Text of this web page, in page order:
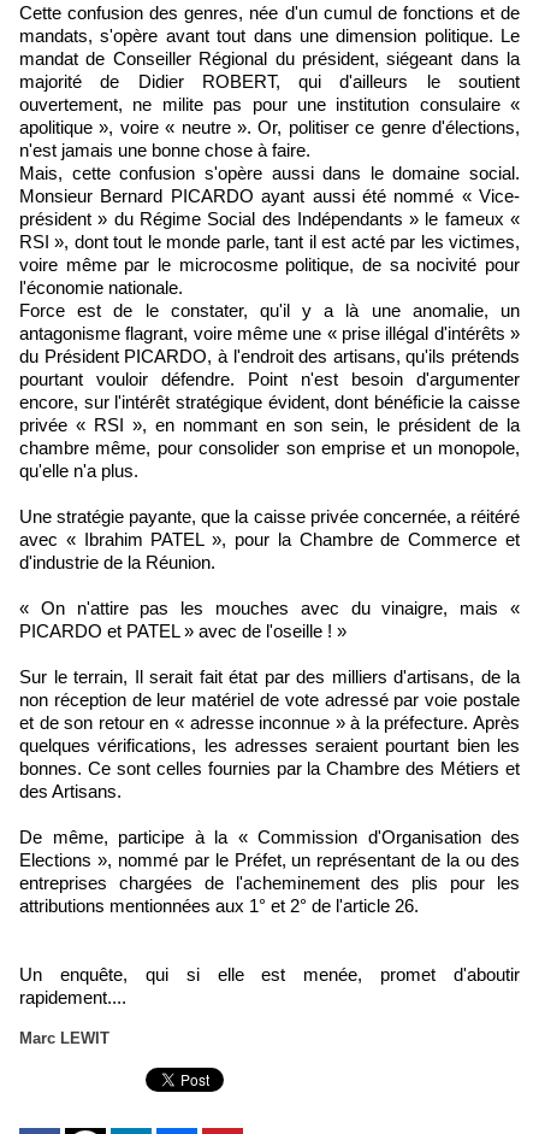
Cette confusion des genres, née d'un cumul de fonctions et de
mandats, s'opère avant tout dans une dimension politique. Le
mandat de Conseiller Régional du président, siégeant dans la
majorité de Didier ROBERT, qui d'ailleurs le soutient
ouvertement, ne milite pas pour une institution consulaire «
apolitique », voire « neutre ». Or, politiser ce genre d'élections,
n'est jamais une bonne chose à faire.
Mais, cette confusion s'opère aussi dans le domaine social.
Monsieur Bernard PICARDO ayant aussi été nommé « Vice-
président » du Régime Social des Indépendants » le fameux «
RSI », dont tout le monde parle, tant il est acté par les victimes,
voire même par le microcosme politique, de sa nocivité pour
l'économie nationale.
Force est de le constater, qu'il y a là une anomalie, un
antagonisme flagrant, voire même une « prise illégal d'intérêts »
du Président PICARDO, à l'endroit des artisans, qu'ils prétends
pourtant vouloir défendre. Point n'est besoin d'argumenter
encore, sur l'intérêt stratégique évident, dont bénéficie la caisse
privée « RSI », en nommant en son sein, le président de la
chambre même, pour consolider son emprise et un monopole,
qu'elle n'a plus.
Une stratégie payante, que la caisse privée concernée, a réitéré
avec « Ibrahim PATEL », pour la Chambre de Commerce et
d'industrie de la Réunion.
« On n'attire pas les mouches avec du vinaigre, mais «
PICARDO et PATEL » avec de l'oseille ! »
Sur le terrain, Il serait fait état par des milliers d'artisans, de la
non réception de leur matériel de vote adressé par voie postale
et de son retour en « adresse inconnue » à la préfecture. Après
quelques vérifications, les adresses seraient pourtant bien les
bonnes. Ce sont celles fournies par la Chambre des Métiers et
des Artisans.
De même, participe à la « Commission d'Organisation des
Elections », nommé par le Préfet, un représentant de la ou des
entreprises chargées de l'acheminement des plis pour les
attributions mentionnées aux 1° et 2° de l'article 26.
Un enquête, qui si elle est menée, promet d'aboutir
rapidement....
Marc LEWIT